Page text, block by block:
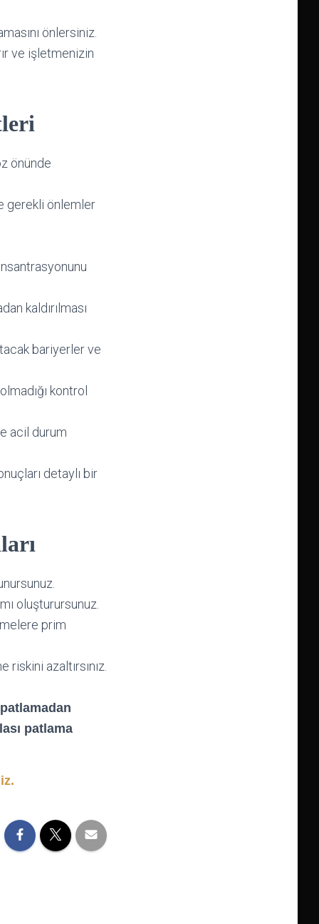
önlersiniz.
ve işletmenizin
önünde
gerekli önlemler
kaldırılması
bariyerler ve
kontrol
acil durum
detaylı bir
oluşturursunuz.
prim
azaltırsınız.
patlama